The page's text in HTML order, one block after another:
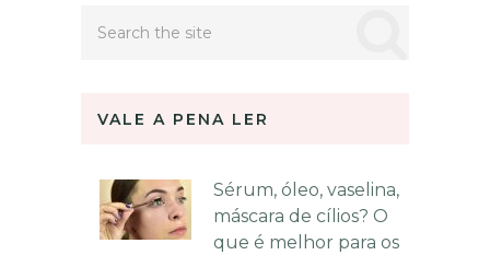
VALE A PENA LER
Sérum, óleo, vaselina,
máscara de cílios? O
que é melhor para os